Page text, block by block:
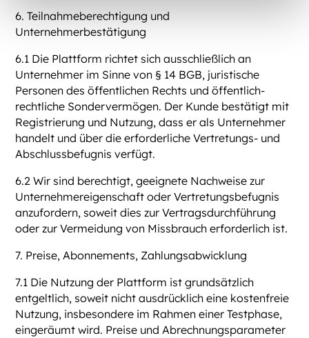
6. Teilnahmeberechtigung und
Unternehmerbestätigung
6.1 Die Plattform richtet sich ausschließlich an
Unternehmer im Sinne von § 14 BGB, juristische
Personen des öffentlichen Rechts und öffentlich-
rechtliche Sondervermögen. Der Kunde bestätigt mit
Registrierung und Nutzung, dass er als Unternehmer
handelt und über die erforderliche Vertretungs- und
Abschlussbefugnis verfügt.
6.2 Wir sind berechtigt, geeignete Nachweise zur
Unternehmereigenschaft oder Vertretungsbefugnis
anzufordern, soweit dies zur Vertragsdurchführung
oder zur Vermeidung von Missbrauch erforderlich ist.
7. Preise, Abonnements, Zahlungsabwicklung
7.1 Die Nutzung der Plattform ist grundsätzlich
entgeltlich, soweit nicht ausdrücklich eine kostenfreie
Nutzung, insbesondere im Rahmen einer Testphase,
eingeräumt wird. Preise und Abrechnungsparameter